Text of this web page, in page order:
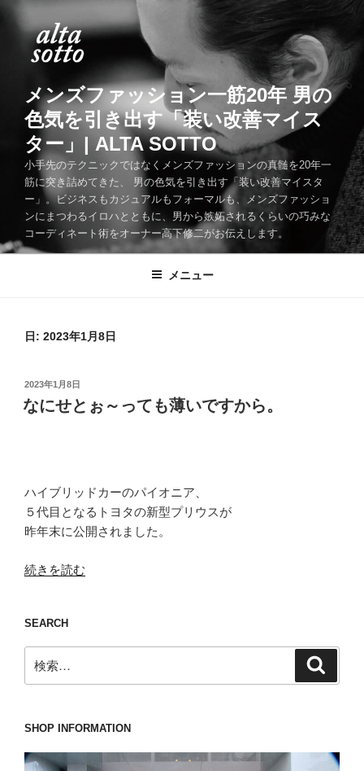
メンズファッション一筋20年 男の
色気を引き出す「装い改善マイス
ター」| ALTA SOTTO
小手先のテクニックではなくメンズファッションの真髄を20年一
筋に突き詰めてきた、 男の色気を引き出す「装い改善マイスタ
ー」。ビジネスもカジュアルもフォーマルも、メンズファッショ
ンにまつわるイロハとともに、男から嫉妬されるくらいの巧みな
コーディネート術をオーナー高下修二がお伝えします。
メニュー
日: 2023年1月8日
投
稿
日:
2023年1月8日
なにせとぉ～っても薄いですから。
ハイブリッドカーのパイオニア、
５代目となるトヨタの新型プリウスが
昨年末に公開されました。
“な
と
ぉ
～
っ
も
い
続きを読む
SEARCH
索:
SHOP INFORMATION